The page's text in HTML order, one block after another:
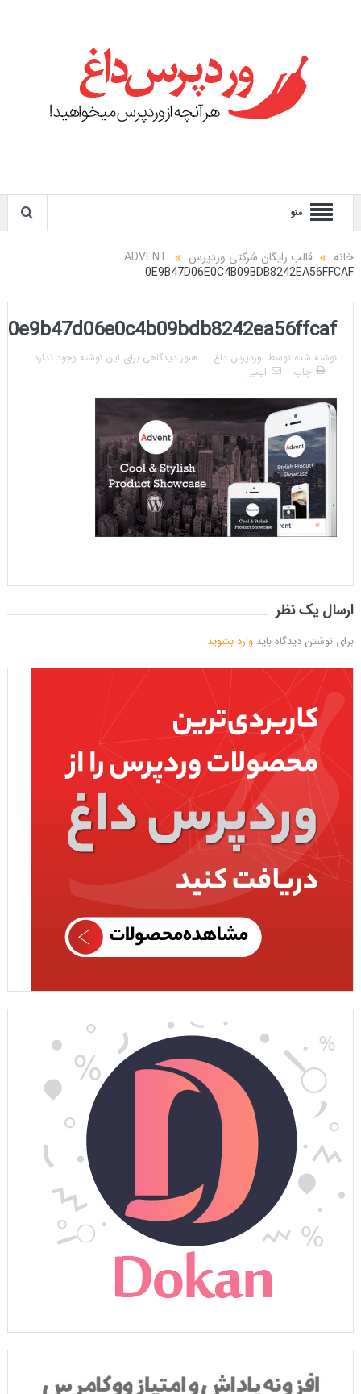
منو
خانه
قالب رایگان شرکتی وردپرس ADVENT
0E9B47D06E0C4B09BDB8242EA56FFCAF
0e9b47d06e0c4b09bdb8242ea56ffcaf
نوشته شده توسط: وردپرس داغ
هنوز دیدگاهی برای این نوشته وجود ندارد
چاپ
ایمیل
ارسال یک نظر
برای نوشتن دیدگاه باید وارد بشوید.